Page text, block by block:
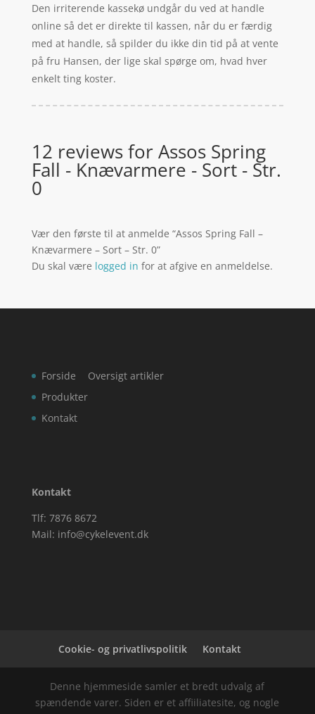
Den irriterende kassekø undgår du ved at handle
online så det er direkte til kassen, når du er færdig
med at handle, så spilder du ikke din tid på at vente
på fru Hansen, der lige skal spørge om, hvad hver
enkelt ting koster.
12 reviews forAssos Spring
Fall - Knævarmere - Sort - Str.
0
Vær den første til at anmelde “Assos Spring Fall –
Knævarmere – Sort – Str. 0”
Du skal være logged in for at afgive en anmeldelse.
Forside
Produkter
Kontakt
Oversigt artikler
Kontakt
Tlf: 7876 8672
Mail: info@cykelevent.dk
Cookie- og privatlivspolitik Kontakt
Denne hjemmeside samler et bredt udvalg af
spændende varer. Siden er et affiiliatesite, og nogle